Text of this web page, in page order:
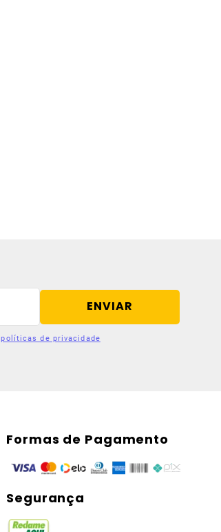
ENVIAR
políticas de privacidade
Formas de Pagamento
Segurança